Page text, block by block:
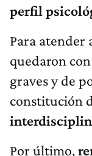
perfil
Para atender
quedaron
graves y de
constitución
Por último,